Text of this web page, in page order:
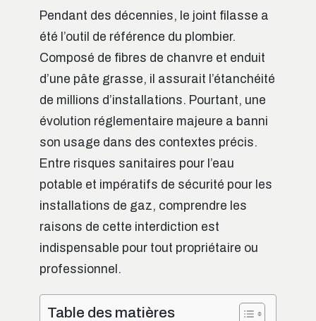
Pendant des décennies, le joint filasse a
été l’outil de référence du plombier.
Composé de fibres de chanvre et enduit
d’une pâte grasse, il assurait l’étanchéité
de millions d’installations. Pourtant, une
évolution réglementaire majeure a banni
son usage dans des contextes précis.
Entre risques sanitaires pour l’eau
potable et impératifs de sécurité pour les
installations de gaz, comprendre les
raisons de cette interdiction est
indispensable pour tout propriétaire ou
professionnel.
Table des matières